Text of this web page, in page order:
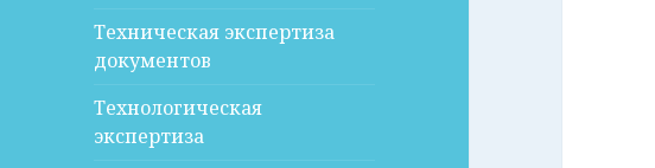
Техническая экспертиза
документов
Технологическая
экспертиза